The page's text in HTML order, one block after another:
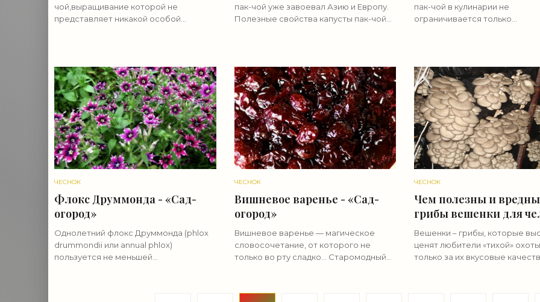
чой,выращивание которой не
представляет никакой особой
родственниц. Эта
пак-чой уже завоевал Азию и Европу.
Полезные свойства капусты пак-чой
пак-чой в кулинарии не
ограничивается только
только с овощами, но и
ЧЕСНОК
Флокс Друммонда - «Сад-
огород»
Однолетний флокс Друммонда (phlox
drummondii или annual phlox)
пользуется не меньшей
ЧЕСНОК
Вишневое варенье - «Сад-
огород»
Вишневое варенье — магическое
словосочетание, от которого не
только во рту сладко… Старомодный
неповторимый аромат, будоражащий
ЧЕСНОК
Чем полезны и вредны
грибы вешенки для
(+27 фото)? - «Овощи»
Вешенки – грибы, которые
ценят любители «тихой»
только за их вкусовые